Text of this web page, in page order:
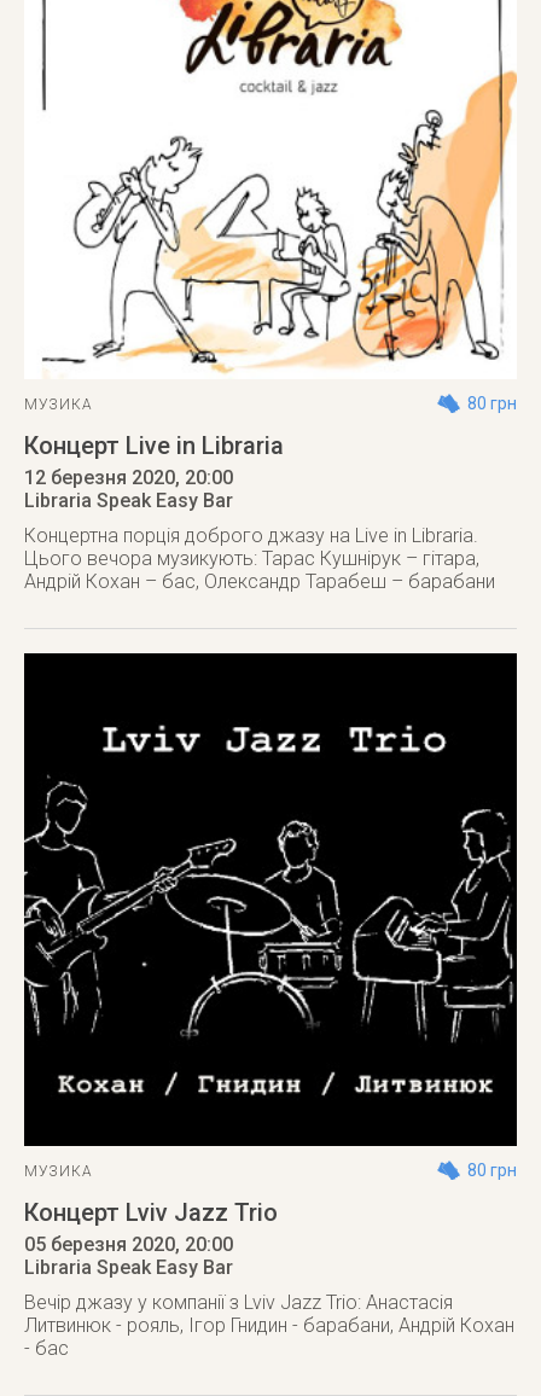
МУЗИКА 80 грн
Концерт Live in Libraria
12 березня 2020, 20:00
Libraria Speak Easy Bar
Концертна порція доброго джазу на Live in Libraria.
Цього вечора музикують: Тарас Кушнірук – гітара,
Андрій Кохан – бас, Олександр Тарабеш – барабани
МУЗИКА 80 грн
Концерт Lviv Jazz Trio
05 березня 2020, 20:00
Libraria Speak Easy Bar
Вечір джазу у компанії з Lviv Jazz Trio: Анастасія
Литвинюк - рояль, Ігор Гнидин - барабани, Андрій Кохан
- бас